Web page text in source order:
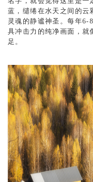
蓝，缱绻在水天之间的云
灵魂的静谧神圣。每年6-8
具冲击力的纯净画面，就
足。